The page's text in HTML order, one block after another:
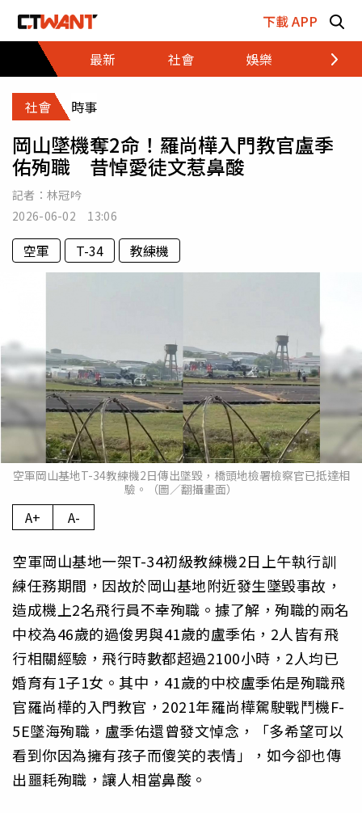
下載 APP
最新
社會 娛樂 財經
社會 時事
岡山墜機奪2命！羅尚樺入門教官盧季
佑殉職 昔悼愛徒文惹鼻酸
記者： 林冠吟
2026-06-02 13:06
空軍 T-34 教練機
空軍岡山基地T-34教練機2日傳出墜毀，橋頭地檢署檢察官已抵達相
驗。（圖／翻攝畫面）
A+ A-
空軍岡山基地一架T-34初級教練機2日上午執行訓
練任務期間，因故於岡山基地附近發生墜毀事故，
造成機上2名飛行員不幸殉職。據了解，殉職的兩名
中校為46歲的過俊男與41歲的盧季佑，2人皆有飛
行相關經驗，飛行時數都超過2100小時，2人均已
婚育有1子1女。其中，41歲的中校盧季佑是殉職飛
官羅尚樺的入門教官，2021年羅尚樺駕駛戰鬥機F-
5E墜海殉職，盧季佑還曾發文悼念，「多希望可以
看到你因為擁有孩子而傻笑的表情」，如今卻也傳
出噩耗殉職，讓人相當鼻酸。